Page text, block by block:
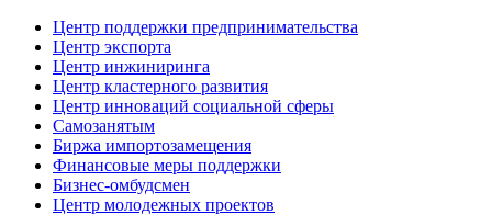
Центр поддержки предпринимательства
Центр экспорта
Центр инжиниринга
Центр кластерного развития
Центр инноваций социальной сферы
Cамозанятым
Биржа импортозамещения
Финансовые меры поддержки
Бизнес-омбудсмен
Центр молодежных проектов